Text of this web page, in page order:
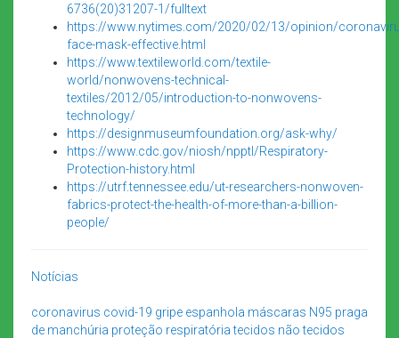
6736(20)31207-1/fulltext
https://www.nytimes.com/2020/02/13/opinion/
face-mask-effective.html
https://www.textileworld.com/textile-
world/nonwovens-technical-
textiles/2012/05/introduction-to-nonwovens-
technology/
https://designmuseumfoundation.org/ask-why/
https://www.cdc.gov/niosh/npptl/Respiratory-
Protection-history.html
https://utrf.tennessee.edu/ut-researchers-nonwoven-
fabrics-protect-the-health-of-more-than-a-billion-
people/
Notícias
coronavirus covid-19 gripe espanhola máscaras N95 praga
de manchúria proteção respiratória tecidos não tecidos